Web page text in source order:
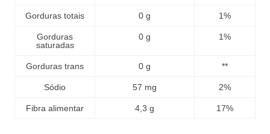
Gorduras totais 0 g 1%
Gorduras
saturadas
0 g 1%
Gorduras trans 0 g **
Sódio 57 mg 2%
Fibra alimentar 4,3 g 17%